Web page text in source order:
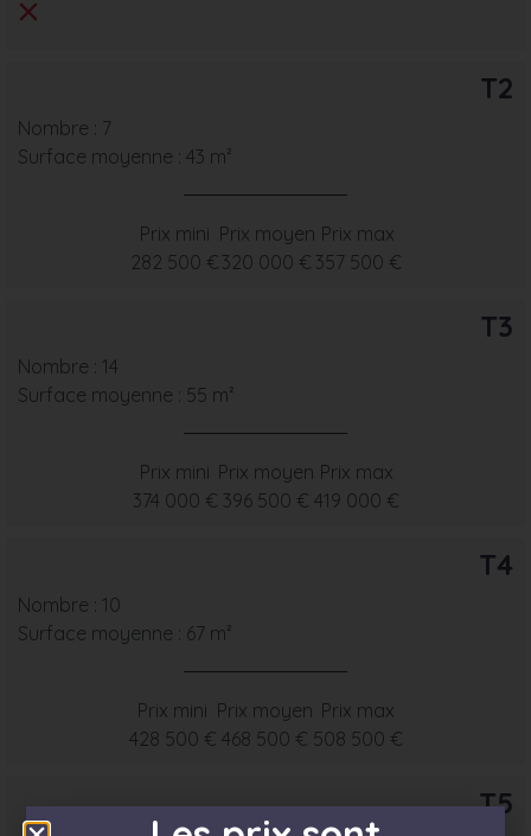
T2
Nombre : 7
Surface moyenne : 43 m²
Prix mini
282 500 €
Prix moyen
320 000 €
Prix max
357 500 €
T3
Nombre : 14
Surface moyenne : 55 m²
Prix mini
374 000 €
Prix moyen
396 500 €
Prix max
419 000 €
T4
Nombre : 10
Surface moyenne : 67 m²
Prix mini
428 500 €
Prix moyen
468 500 €
Prix max
508 500 €
T5